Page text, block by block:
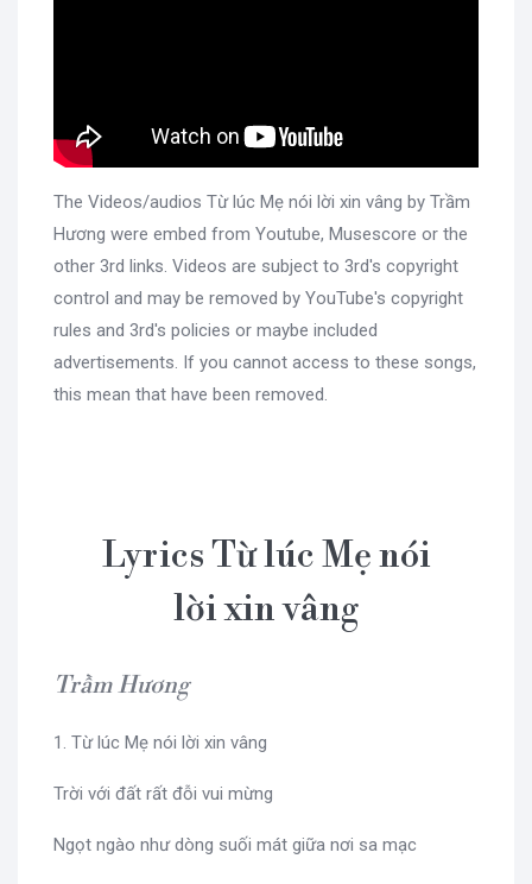
The Videos/audios Từ lúc Mẹ nói lời xin vâng by Trầm
Hương were embed from Youtube, Musescore or the
other 3rd links. Videos are subject to 3rd's copyright
control and may be removed by YouTube's copyright
rules and 3rd's policies or maybe included
advertisements. If you cannot access to these songs,
this mean that have been removed.
Lyrics Từ lúc Mẹ nói
lời xin vâng
Trầm Hương
1. Từ lúc Mẹ nói lời xin vâng
Trời với đất rất đỗi vui mừng
Ngọt ngào như dòng suối mát giữa nơi sa mạc